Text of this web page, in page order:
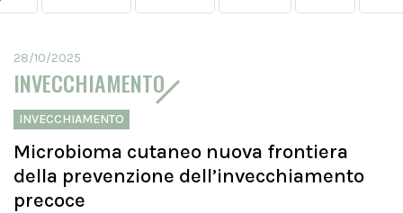
28/10/2025
INVECCHIAMENTO
INVECCHIAMENTO
Microbioma cutaneo nuova frontiera
della prevenzione dell’invecchiamento
precoce